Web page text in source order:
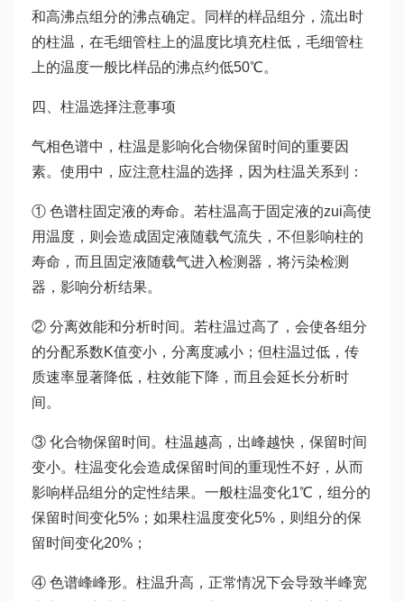
和高沸点组分的沸点确定。同样的样品组分，流出时
的柱温，在毛细管柱上的温度比填充柱低，毛细管柱
上的温度一般比样品的沸点约低50℃。
四、柱温选择注意事项
气相色谱中，柱温是影响化合物保留时间的重要因
素。使用中，应注意柱温的选择，因为柱温关系到：
① 色谱柱固定液的寿命。若柱温高于固定液的zui高使
用温度，则会造成固定液随载气流失，不但影响柱的
寿命，而且固定液随载气进入检测器，将污染检测
器，影响分析结果。
② 分离效能和分析时间。若柱温过高了，会使各组分
的分配系数K值变小，分离度减小；但柱温过低，传
质速率显著降低，柱效能下降，而且会延长分析时
间。
③ 化合物保留时间。柱温越高，出峰越快，保留时间
变小。柱温变化会造成保留时间的重现性不好，从而
影响样品组分的定性结果。一般柱温变化1℃，组分的
保留时间变化5%；如果柱温度变化5%，则组分的保
留时间变化20%；
④ 色谱峰峰形。柱温升高，正常情况下会导致半峰宽